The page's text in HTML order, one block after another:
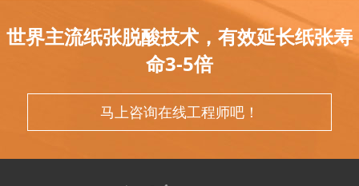
世界主流纸张脱酸技术，有效延长纸张寿
命3-5倍
马上咨询在线工程师吧！